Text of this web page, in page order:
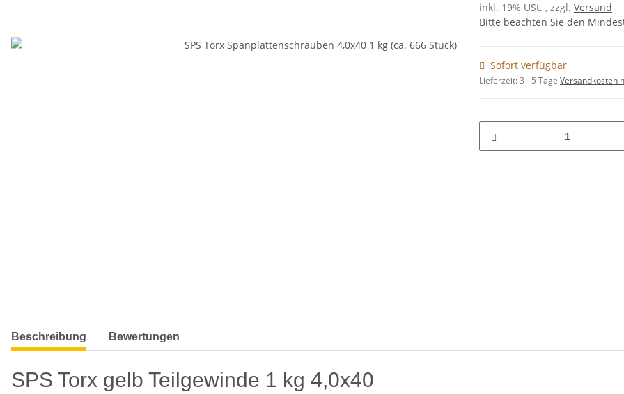
inkl. 19% USt. , zzgl. Versand
Bitte beachten Sie den
Sofort verfügbar
Lieferzeit:3 - 5 Tage Versandkosten
weitere Registerkarten anzeigen
Beschreibung Bewertungen
SPS Torx gelb Teilgewinde 1 kg 4,0x40